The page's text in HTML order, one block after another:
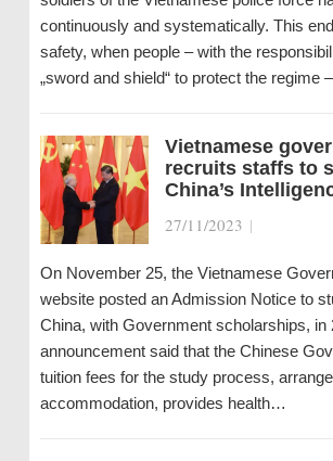
continuously and systematically. This
safety, when people – with the
„sword and shield“ to protect the regime
Vietnamese
recruits staffs to
China’s
27/11/2023 |
On November 25, the Vietnamese
website posted an Admission Notice to
China, with Government scholarships, in
announcement said that the Chinese
tuition fees for the study process,
accommodation, provides health…